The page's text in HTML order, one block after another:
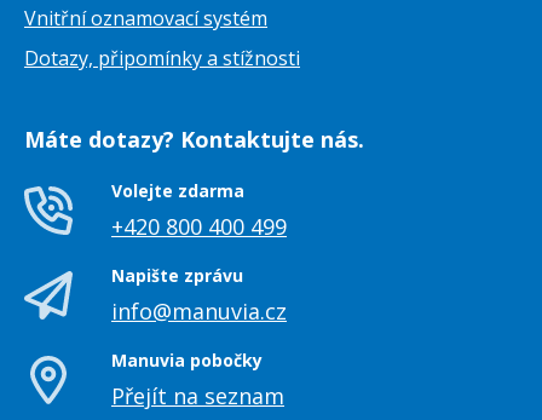
Vnitřní oznamovací systém
Dotazy, připomínky a stížnosti
Máte dotazy? Kontaktujte nás.
Volejte zdarma
+420 800 400 499
Napište zprávu
info@manuvia.cz
Manuvia pobočky
Přejít na seznam